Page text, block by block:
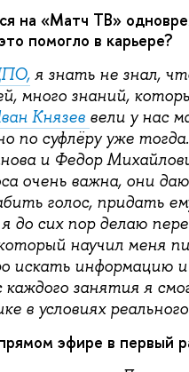
на «Матч ТВ»
помогло в карьере?
я знать не знал,
много знаний,
Князев вели у нас
по суфлёру уже
и Федор
очень важна, они
голос, придать
до сих пор делаю
научил меня
искать информацию
с каждого занятия я
в условиях
эфире в первый